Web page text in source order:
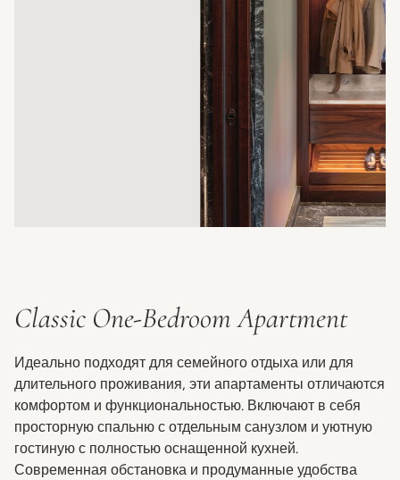
Classic One-Bedroom Apartment
Идеально подходят для семейного отдыха или для
длительного проживания, эти апартаменты отличаются
комфортом и функциональностью. Включают в себя
просторную спальню с отдельным санузлом и уютную
гостиную с полностью оснащенной кухней.
Современная обстановка и продуманные удобства